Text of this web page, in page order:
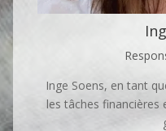
Inge Soens, en tant
les tâches financières